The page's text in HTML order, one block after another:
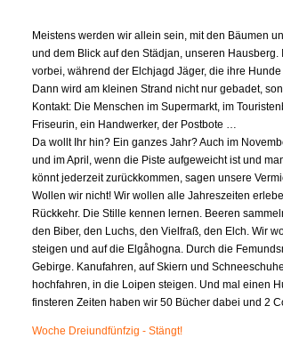
Meistens werden wir allein sein, mit den Bäumen
und dem Blick auf den Städjan, unseren
vorbei, während der Elchjagd Jäger, die ihre
Dann wird am kleinen Strand nicht nur gebadet,
Kontakt: Die Menschen im Supermarkt, im
Friseurin, ein Handwerker, der Postbote …
Da wollt Ihr hin? Ein ganzes Jahr? Auch im
und im April, wenn die Piste aufgeweicht ist und
könnt jederzeit zurückkommen, sagen unsere
Wollen wir nicht! Wir wollen alle Jahreszeiten
Rückkehr. Die Stille kennen lernen. Beeren
den Biber, den Luchs, den Vielfraß, den Elch. Wir
steigen und auf die Elgåhogna. Durch die
Gebirge. Kanufahren, auf Skiern und
hochfahren, in die Loipen steigen. Und mal einen
finsteren Zeiten haben wir 50 Bücher dabei und 2
Woche Dreiundfünfzig - Stängt!